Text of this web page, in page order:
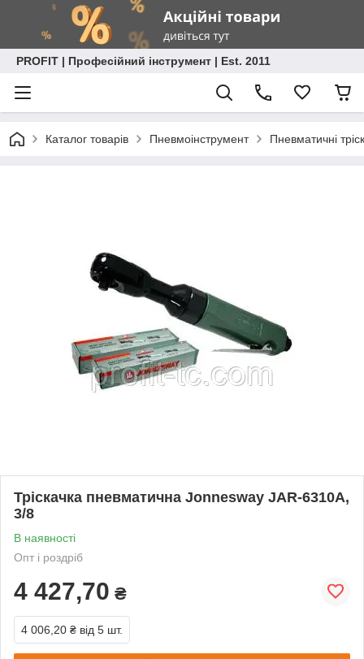
PROFIT | Професійний інструмент | Est. 2011
Каталог товарів Пневмоінструмент Пневматичні
Тріскачка пневматична Jonnesway JAR-6310A,
3/8
В наявності
Опт і роздріб
4 427,70 ₴
4 006,20 ₴ від 5 шт.